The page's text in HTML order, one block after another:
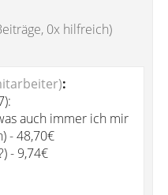
0x hilfreich)
:
auch immer ich mir
- 48,70€
- 9,74€